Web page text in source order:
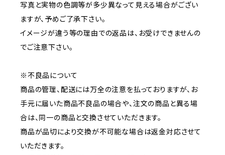
写真と実物の色調等が多少異なって見える場合がござい
ますが、予めご了承下さい。
イメージが違う等の理由での返品は、お受けできませんの
でご注意下さい。
※不良品について
商品の管理、配送には万全の注意を払っておりますが、お
手元に届いた商品不良品の場合や、注文の商品と異る場
合は、同一の商品と交換させていただきます。
商品が品切により交換が不可能な場合は返金対応させて
いただきます。